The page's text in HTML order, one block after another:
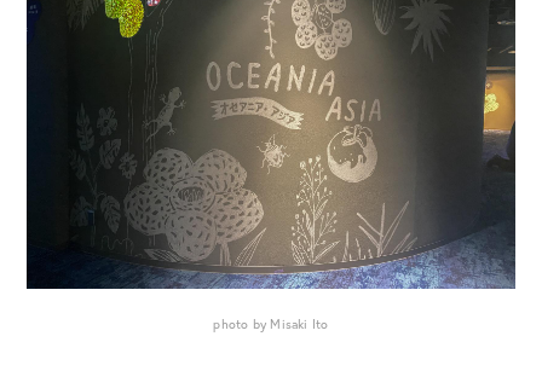
photo by Misaki Ito